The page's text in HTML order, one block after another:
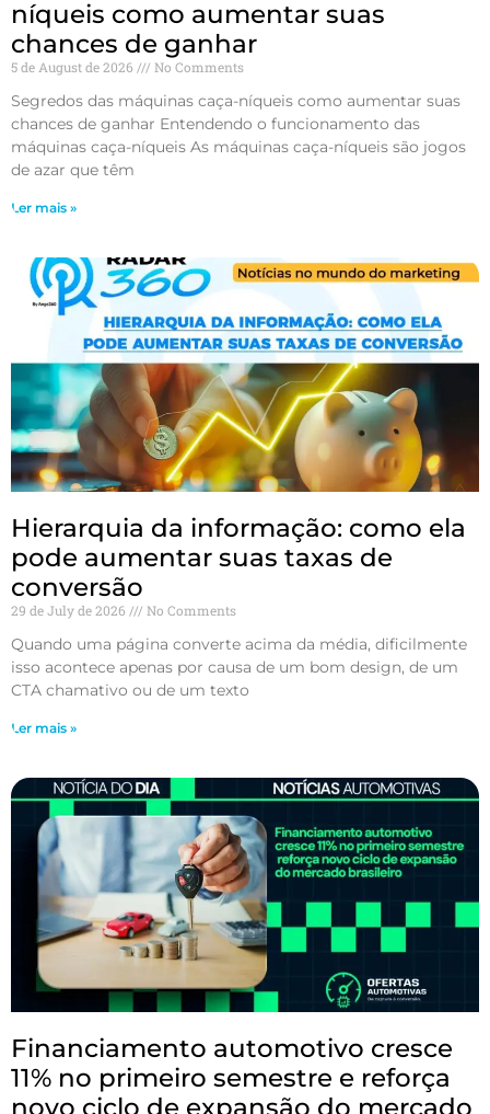
níqueis como aumentar suas
chances de ganhar
5 de August de 2026 No Comments
Segredos das máquinas caça-níqueis como aumentar suas
chances de ganhar Entendendo o funcionamento das
máquinas caça-níqueis As máquinas caça-níqueis são jogos
de azar que têm
Ler mais »
Hierarquia da informação: como ela
pode aumentar suas taxas de
conversão
29 de July de 2026 No Comments
Quando uma página converte acima da média, dificilmente
isso acontece apenas por causa de um bom design, de um
CTA chamativo ou de um texto
Ler mais »
Financiamento automotivo cresce
11% no primeiro semestre e reforça
novo ciclo de expansão do mercado